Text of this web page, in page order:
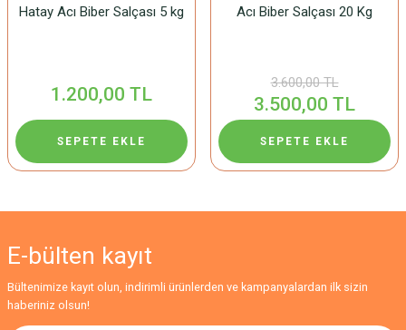
Hatay Acı Biber Salçası 5 kg
1.200,00 TL
SEPETE EKLE
Acı Biber Salçası 20 Kg
3.600,00 TL
3.500,00 TL
SEPETE EKLE
E-bülten kayıt
Bültenimize kayıt olun, indirimli ürünlerden ve kampanyalardan ilk sizin
haberiniz olsun!